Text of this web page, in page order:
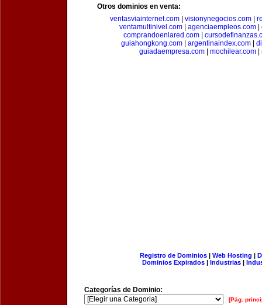
Otros dominios en venta:
ventasviainternet.com
visionynegocios.com
ventamultinivel.com| agenciaempleos.com|
comprandoenlared.com|
guiahongkong.com| argentinaindex.com|
guiadaempresa.com
mochilear.com
Registro de Dominios| Web Hosting |
Dominios Expirados | Industrias |
Categorías de Dominio:
[Pág.